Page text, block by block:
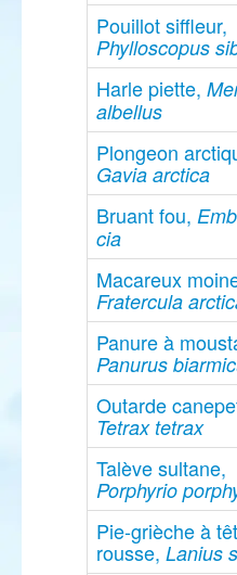
Pouillot siffleur,
Phylloscopus
Harle piette,
albellus
Plongeon
Gavia arctica
Bruant fou,
cia
Macareux
Fratercula
Panure à
Panurus
Outarde
Tetrax tetrax
Talève sultane,
Porphyrio
Pie-grièche à
rousse, Lanius